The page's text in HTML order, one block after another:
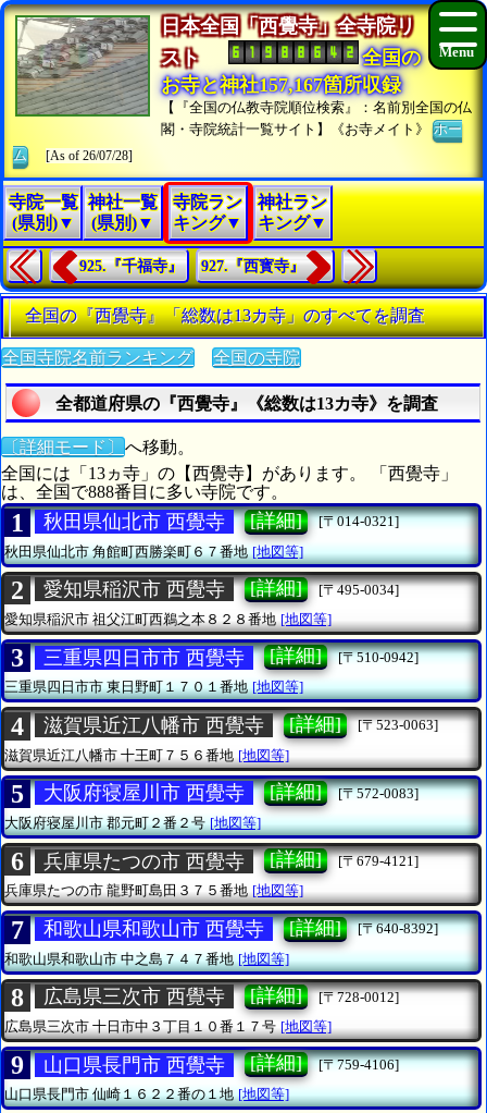
日本全国「西覺寺」全寺院リ
スト
全国の
お寺と神社157,167箇所収録
【『全国の仏教寺院順位検索』：名前別全国の仏
閣・寺院統計一覧サイト】《お寺メイト》ホー
ム
[As of 26/07/28]
寺院一覧
(県別)▼
神社一覧
(県別)▼
寺院ラン
キング▼
神社ラン
キング▼
925.『千福寺』 927.『西寳寺』
全国の『西覺寺』「総数は13カ寺」のすべてを調査
全国寺院名前ランキング 全国の寺院
全都道府県の『西覺寺』《総数は13カ寺》を調査
〔詳細モード〕 へ移動。
全国には「13ヵ寺」の【西覺寺】があります。 「西覺寺」
は、全国で888番目に多い寺院です。
1 秋田県仙北市 西覺寺 [詳細]
[〒014-0321]
秋田県仙北市角館町西勝楽町６７番地 [地図等]
2 愛知県稲沢市 西覺寺 [詳細]
[〒495-0034]
愛知県稲沢市 祖父江町西鵜之本８２８番地 [地図等]
3 三重県四日市市 西覺寺 [詳細]
[〒510-0942]
三重県四日市市東日野町１７０１番地 [地図等]
4 滋賀県近江八幡市 西覺寺 [詳細]
[〒523-0063]
滋賀県近江八幡市 十王町７５６番地 [地図等]
5 大阪府寝屋川市 西覺寺 [詳細]
[〒572-0083]
大阪府寝屋川市郡元町２番２号 [地図等]
6 兵庫県たつの市 西覺寺 [詳細]
[〒679-4121]
兵庫県たつの市龍野町島田３７５番地 [地図等]
7 和歌山県和歌山市 西覺寺 [詳細]
[〒640-8392]
和歌山県和歌山市中之島７４７番地 [地図等]
8 広島県三次市 西覺寺 [詳細]
[〒728-0012]
広島県三次市 十日市中３丁目１０番１７号 [地図等]
9 山口県長門市 西覺寺 [詳細]
[〒759-4106]
山口県長門市仙崎１６２２番の１地 [地図等]